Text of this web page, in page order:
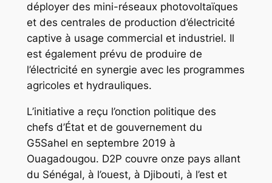
déployer des mini-réseaux photovoltaïques
et des centrales de production d’électricité
captive à usage commercial et industriel. Il
est également prévu de produire de
l’électricité en synergie avec les programmes
agricoles et hydrauliques.
L’initiative a reçu l’onction politique des
chefs d’État et de gouvernement du
G5Sahel en septembre 2019 à
Ouagadougou. D2P couvre onze pays allant
du Sénégal, à l’ouest, à Djibouti, à l’est et